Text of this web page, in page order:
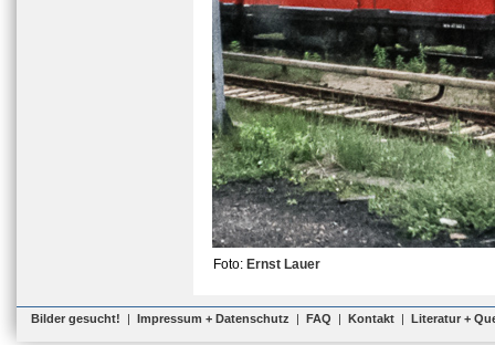
Foto: Ernst Lauer
Bilder gesucht! | Impressum + Datenschutz | FAQ | Kontakt | Literatur +